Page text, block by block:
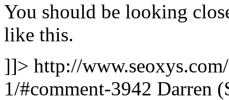
You should be looking
like this.
]]> http://
1/#comment-3942 Darren